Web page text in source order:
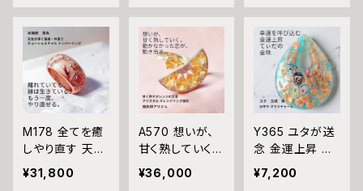
呪 本物 魔術師
魔法 強力
魔術 おまじない
呪 本物 魔術師
魔法 強力 ナン
バー１ のし上が
る 願いを叶える
恋愛成就 かわ
いい 綺麗
応援 大開運 成
功・金運・良縁
マチュラダイヤ
モンド 揺れるネ
ックレス 祈祷師
澪央 お守り 福
徳 パワーストー
ン 天然石 ご利
益 お守り 霊感
アル 強運 神社
と富をつかむ 金
運上昇 キャリア
アップ マチュラ
ダイヤモンド ク
ロスペンダント
魔術師 N.kelly
十字架 魔術 白
魔術 運気アップ
おまもり おまじ
強力 白魔術 占
術 開運 インフィ
ニティ ダイヤモ
ンド 0.01ct K10
ネックレス 魔術
師アリエル お守
り 強力 魔術 願
い 叶う 恋愛運
縁結び 限定 無
限 ジュエリー
ーストーン
M178 全てを癒
しやり直す 天女
が導く 復縁・仲
直り 祈祷リング
¥31,800
A570 想いが、
甘く熟していく
オレンジの恋愛
魔術で恋愛成就
¥36,000
Y365 ユタが送
念 金運上昇 恵
みが降り注ぎ豊
かさが満ちる 太
¥7,200